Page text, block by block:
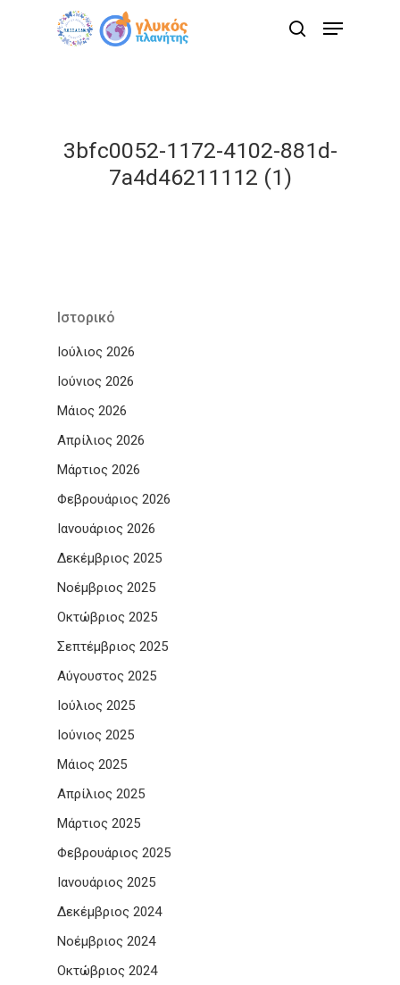
search
Menu
3bfc0052-1172-4102-881d-
7a4d46211112 (1)
Ιστορικό
Ιούλιος 2026
Ιούνιος 2026
Μάιος 2026
Απρίλιος 2026
Μάρτιος 2026
Φεβρουάριος 2026
Ιανουάριος 2026
Δεκέμβριος 2025
Νοέμβριος 2025
Οκτώβριος 2025
Σεπτέμβριος 2025
Αύγουστος 2025
Ιούλιος 2025
Ιούνιος 2025
Μάιος 2025
Απρίλιος 2025
Μάρτιος 2025
Φεβρουάριος 2025
Ιανουάριος 2025
Δεκέμβριος 2024
Νοέμβριος 2024
Οκτώβριος 2024